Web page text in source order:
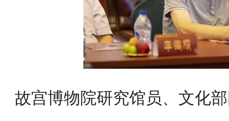
故宫博物院研究馆员、文化